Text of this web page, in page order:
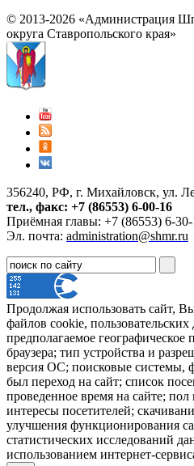
© 2013-2026 «Администрация
округа Ставропольского края»
356240, РФ, г. Михайловск, ул.
тел., факс: +7 (86553) 6-00-16
Приёмная главы: +7 (86553) 6-30-
Эл. почта: administration@shmr.ru
Продолжая использовать сайт,
файлов cookie,
предполагаемое
браузера; тип устройства и
версия ОС; поисковые системы,
был переход на сайт; список
проведенное время на сайте; пол
интересы посетителей;
улучшения функционирования
статистических исследований
использованием интернет-